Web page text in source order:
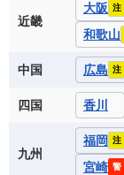
近畿
大阪 注
和歌山
中国 広島 注
四国 香川
九州
福岡 注
宮崎 警